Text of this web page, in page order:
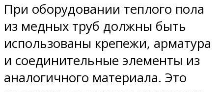
При оборудовании теплого пола
из медных труб должны быть
использованы крепежи, арматура
и соединительные элементы из
аналогичного материала. Это